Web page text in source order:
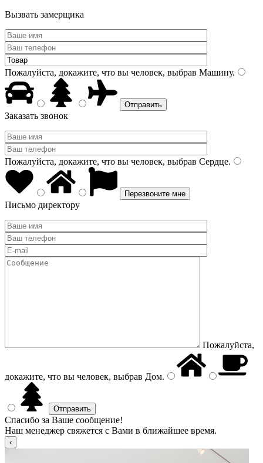
Вызвать замерщика
Пожалуйста, докажите, что вы человек, выбрав Машину.
Заказать звонок
Пожалуйста, докажите, что вы человек, выбрав Сердце.
Письмо директору
Пожалуйста,
докажите, что вы человек, выбрав Дом.
Спасибо за Ваше сообщение!
Наш менеджер свяжется с Вами в ближайшее время.